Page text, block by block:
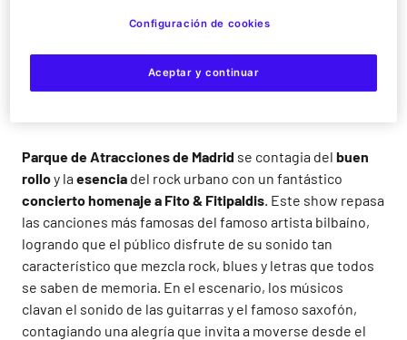
Vibra en directo con el ritmo de
Soldadito Marinero, Por la Boca Vive el
Pez y La Casa por el Tejado.
Parque de Atracciones de Madrid se contagia del buen
rolloy laesencia del rock urbano con un fantástico
concierto homenaje a Fito & Fitipaldis. Este show repasa
las canciones más famosas del famoso artista bilbaíno,
logrando que el público disfrute de su sonido tan
característico que mezcla rock, blues y letras que todos
se saben de memoria. En el escenario, los músicos
clavan el sonido de las guitarras y el famoso saxofón,
contagiando una alegría que invita a moverse desde el
Aceptar y continuar
Configuración de cookies